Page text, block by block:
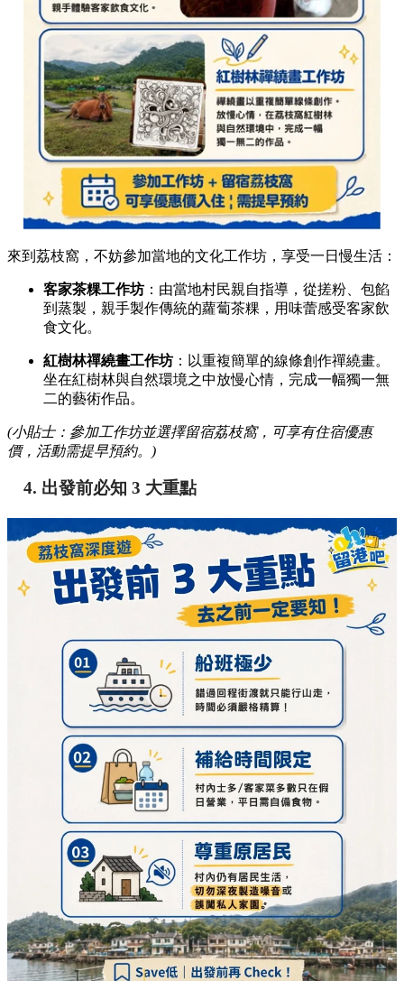
來到荔枝窩，不妨參加當地的文化工作坊，享受一日慢生活：
客家茶粿工作坊 ：由當地村民親自指導，從搓粉、包餡
到蒸製，親手製作傳統的蘿蔔茶粿，用味蕾感受客家飲
食文化。
紅樹林禪繞畫工作坊 ：以重複簡單的線條創作禪繞畫。
坐在紅樹林與自然環境之中放慢心情，完成一幅獨一無
二的藝術作品。
(小貼士：參加工作坊並選擇留宿荔枝窩，可享有住宿優惠
價，活動需提早預約。)
4. 出發前必知 3 大重點